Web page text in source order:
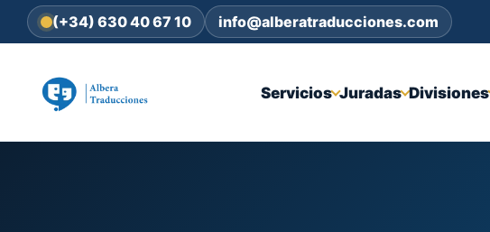
(+34) 630 40 67 10 info@alberatraducciones.com
Servicios Juradas Divisiones